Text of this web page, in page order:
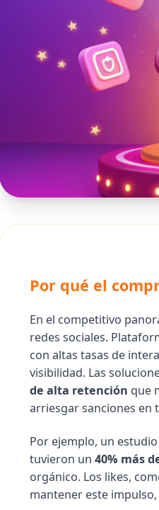
Por qué el
En el competitivo
redes sociales.
con altas tasas de
visibilidad. Las
de alta retención que
arriesgar sanciones en
Por ejemplo, un
tuvieron un 40% más
orgánico. Los likes,
mantener este